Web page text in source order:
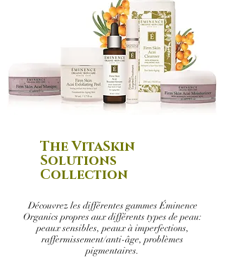
The VitaSkin
Solutions
Collection
Découvrez les différentes gammes Éminence
Organics propres aux différents types de peau:
peaux sensibles, peaux à imperfections,
raffermissement/anti-âge, problèmes
pigmentaires.